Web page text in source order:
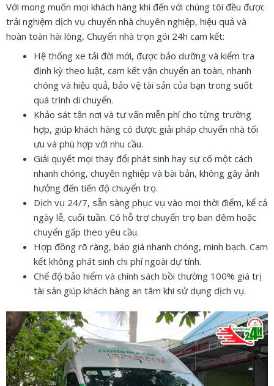
Với mong muốn mọi khách hàng khi đến với chúng tôi đều được
trải nghiệm dịch vụ chuyển nhà chuyên nghiệp, hiệu quả và
hoàn toàn hài lòng, Chuyển nhà trọn gói 24h cam kết:
Hệ thống xe tải đời mới, được bảo dưỡng và kiểm tra
định kỳ theo luật, cam kết vận chuyển an toàn, nhanh
chóng và hiệu quả, bảo vệ tài sản của bạn trong suốt
quá trình di chuyển.
Khảo sát tận nơi và tư vấn miễn phí cho từng trường
hợp, giúp khách hàng có được giải pháp chuyển nhà tối
ưu và phù hợp với nhu cầu.
Giải quyết mọi thay đổi phát sinh hay sự cố một cách
nhanh chóng, chuyên nghiệp và bài bản, không gây ảnh
hưởng đến tiến độ chuyển trọ.
Dịch vụ 24/7, sẵn sàng phục vụ vào mọi thời điểm, kể cả
ngày lễ, cuối tuần. Có hỗ trợ chuyển trọ ban đêm hoặc
chuyển gấp theo yêu cầu.
Hợp đồng rõ ràng, báo giá nhanh chóng, minh bạch. Cam
kết không phát sinh chi phí ngoài dự tính.
Chế độ bảo hiểm và chính sách bồi thường 100% giá trị
tài sản giúp khách hàng an tâm khi sử dụng dịch vụ.